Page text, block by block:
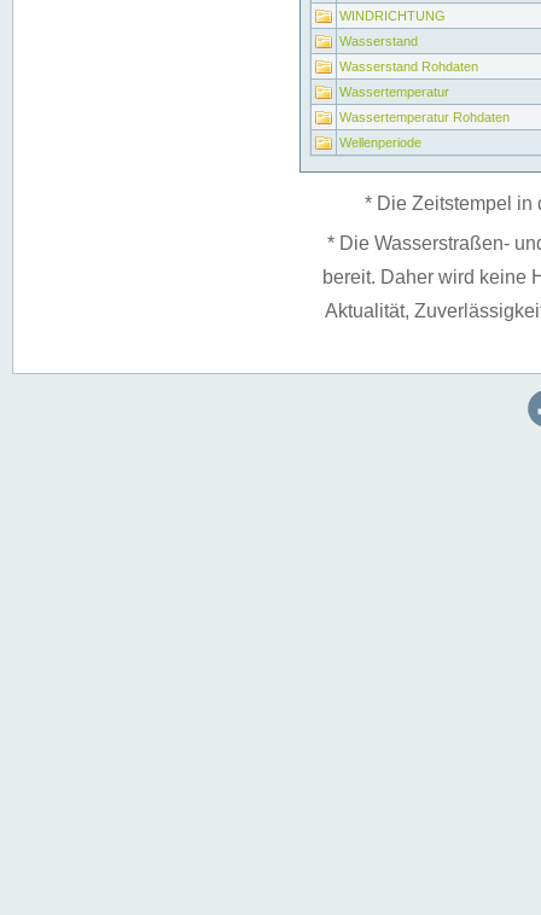
WINDRICHTUNG
Wasserstand
Wasserstand Rohdaten
Wassertemperatur
Wassertemperatur Rohdaten
Wellenperiode
* Die Zeitstempel in
* Die Wasserstraßen-
bereit. Daher wird keine
Aktualität,